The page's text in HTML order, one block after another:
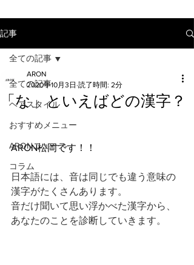
記事
全ての記事
ヘアスタイル
おすすめメニュー
ARONニュース
コラム
全ての記事
「な」といえばどの漢字？
ARON
2020年10月3日 読了時間: 2分
ARON松岡です！！
日本語には、音は同じでも違う意味の
漢字がたくさんあります。
音だけ聞いて思い浮かべた漢字から、
あなたのことを診断していきます。